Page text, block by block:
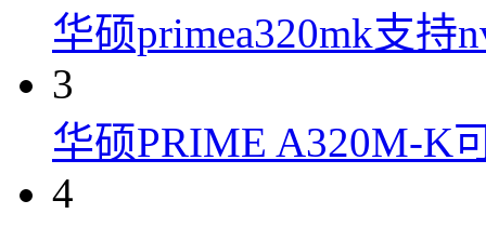
华硕primea320mk支持
3
华硕PRIME A320M-K
4